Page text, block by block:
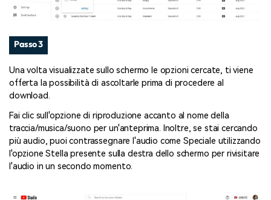
Passo 3
Una volta visualizzate sullo schermo le opzioni cercate, ti viene
offerta la possibilità di ascoltarle prima di procedere al
download.
Fai clic sull'opzione di riproduzione accanto al nome della
traccia/musica/suono per un'anteprima. Inoltre, se stai cercando
più audio, puoi contrassegnare l'audio come Speciale utilizzando
l'opzione Stella presente sulla destra dello schermo per rivisitare
l'audio in un secondo momento.